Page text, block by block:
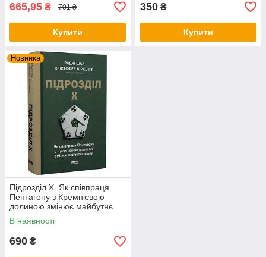
665,95 ₴ 701 ₴
Купити
350 ₴
Купити
Новинка
Підрозділ Х. Як співпраця
Пентагону з Кремнієвою
долиною змінює майбутнє
війни. Автор Радж Шах
В наявності
690 ₴